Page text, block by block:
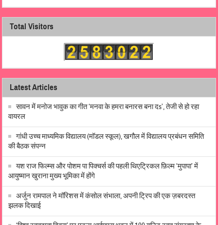
Total Visitors
Latest Articles
सावन में मनोज भावुक का गीत ‘मनवा के हमरा बनारस बना दs’, तेजी से हो रहा
वायरल
गांधी उच्च माध्यमिक विद्यालय (मॉडल स्कूल), खगौल में विद्यालय प्रबंधन समिति
की बैठक संपन्न
यश राज फिल्म्स और पोशम पा पिक्चर्स की पहली थिएट्रिकल फ़िल्म ‘मुपापा’ में
आयुष्मान खुराना मुख्य भूमिका में होंगे
अर्जुन रामपाल ने मॉरिशस में कंसोल संभाला, अपनी ट्रिप की एक ज़बरदस्त
झलक दिखाई